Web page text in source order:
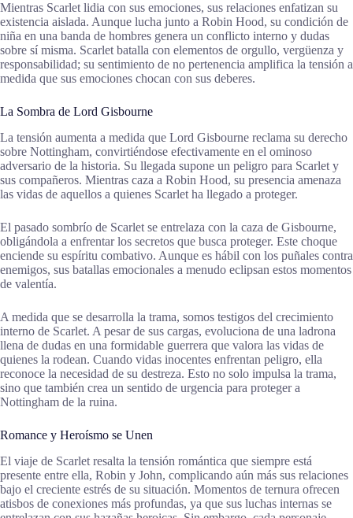
Mientras Scarlet lidia con sus emociones, sus relaciones enfatizan su
existencia aislada. Aunque lucha junto a Robin Hood, su condición de
niña en una banda de hombres genera un conflicto interno y dudas
sobre sí misma. Scarlet batalla con elementos de orgullo, vergüenza y
responsabilidad; su sentimiento de no pertenencia amplifica la tensión a
medida que sus emociones chocan con sus deberes.
La Sombra de Lord Gisbourne
La tensión aumenta a medida que Lord Gisbourne reclama su derecho
sobre Nottingham, convirtiéndose efectivamente en el ominoso
adversario de la historia. Su llegada supone un peligro para Scarlet y
sus compañeros. Mientras caza a Robin Hood, su presencia amenaza
las vidas de aquellos a quienes Scarlet ha llegado a proteger.
El pasado sombrío de Scarlet se entrelaza con la caza de Gisbourne,
obligándola a enfrentar los secretos que busca proteger. Este choque
enciende su espíritu combativo. Aunque es hábil con los puñales contra
enemigos, sus batallas emocionales a menudo eclipsan estos momentos
de valentía.
A medida que se desarrolla la trama, somos testigos del crecimiento
interno de Scarlet. A pesar de sus cargas, evoluciona de una ladrona
llena de dudas en una formidable guerrera que valora las vidas de
quienes la rodean. Cuando vidas inocentes enfrentan peligro, ella
reconoce la necesidad de su destreza. Esto no solo impulsa la trama,
sino que también crea un sentido de urgencia para proteger a
Nottingham de la ruina.
Romance y Heroísmo se Unen
El viaje de Scarlet resalta la tensión romántica que siempre está
presente entre ella, Robin y John, complicando aún más sus relaciones
bajo el creciente estrés de su situación. Momentos de ternura ofrecen
atisbos de conexiones más profundas, ya que sus luchas internas se